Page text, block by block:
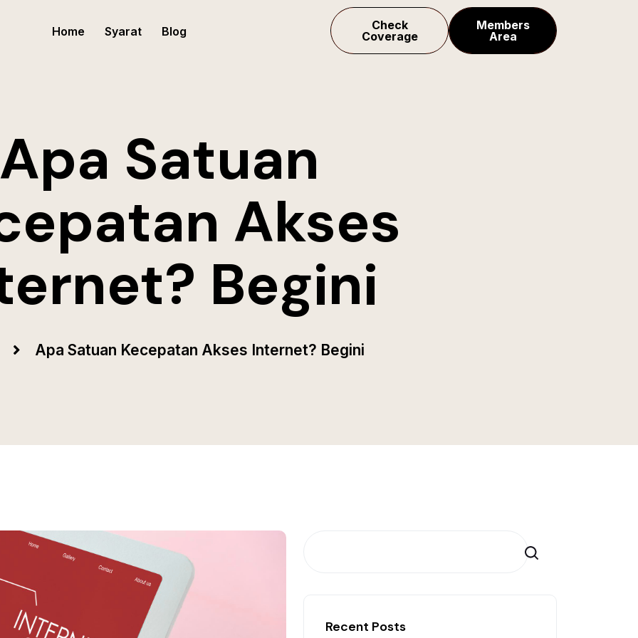
Home Syarat Blog
Check
Coverage
Members
Area
Apa Satuan
Akses
Begini
Apa Satuan Kecepatan Akses Internet? Begini
Search
Recent Posts